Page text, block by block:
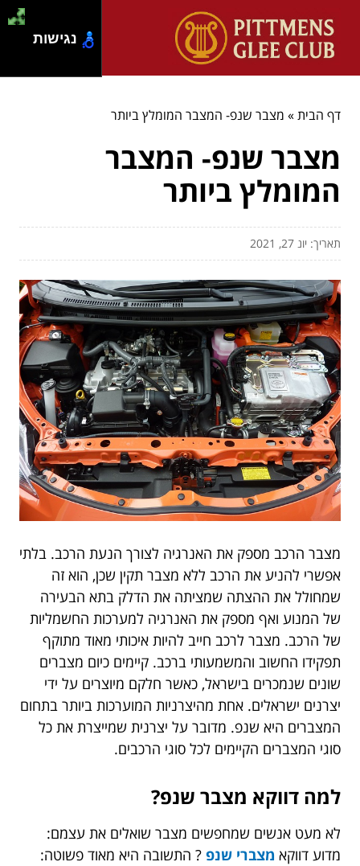
דף הבית» מצבר שנפ- המצבר המומלץ ביותר
מצבר שנפ- המצבר
המומלץ ביותר
תאריך: יונ 27, 2021
מצבר הרכב מספק את האנרגיה לצורך הנעת הרכב. בלתי
אפשרי להניע את הרכב ללא מצבר תקין שכן, הוא זה
שמחולל את ההצתה שמציתה את הדלק בתא הבעירה
של המנוע ואף מספק את האנרגיה למערכות החשמליות
של הרכב. מצבר לרכב חייב להיות איכותי מאוד מתוקף
תפקידו החשוב והמשמעותי ברכב. קיימים כיום מצברים
שונים שנמכרים בישראל, כאשר חלקם מיוצרים על ידי
יצרנים ישראלים. אחת מהיצרניות המוערכות ביותר בתחום
המצברים היא שנפ. מדובר על יצרנית שמייצרת את כל
סוגי המצברים הקיימים לכל סוגי הרכבים.
למה דווקא מצבר שנפ?
לא מעט אנשים שמחפשים מצבר שואלים את עצמם:
מדוע דווקא מצברי שנפ ? התשובה היא מאוד פשוטה:
נגישות